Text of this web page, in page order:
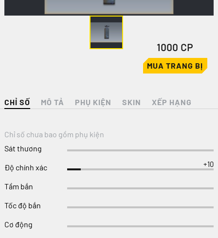
1000 CP
MUA TRANG BỊ
CHỈ SỐ MÔ TẢ PHỤ KIỆN SKIN XẾP HẠNG
Chỉ số chưa bao gồm phụ kiện
Sát thương
Độ chính xác +10
Tầm bắn
Tốc độ bắn
Cơ động